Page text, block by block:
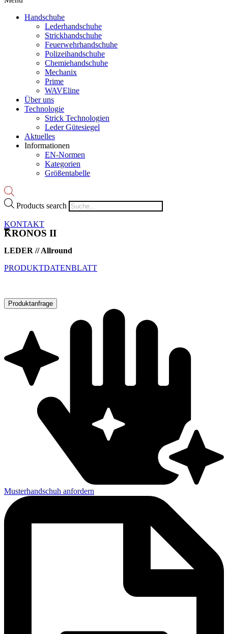
Handschuhe
Lederhandschuhe
Strickhandschuhe
Feuerwehrhandschuhe
Polizeihandschuhe
Chemiehandschuhe
Mechanix
Prime
WAVEline
Über uns
Technologie
Strick Technologien
Leder Gütesiegel
Aktuelles
Informationen
EN-Normen
Kategorien
Größentabelle
Products search
KONTAKT
KRONOS II
LEDER // Allround
PRODUKTDATENBLATT
Produktanfrage
Musterhandschuh anfordern